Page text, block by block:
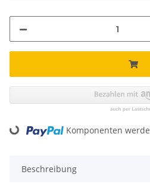
Loading... Komponenten
Beschreibung